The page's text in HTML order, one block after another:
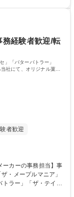
10月入社限定！
務経験者歓迎/転
」「バターバトラー」
社にて、オリジナル菓子
者歓迎
トラー」「ザ・テイラ
て、オリジナル菓子